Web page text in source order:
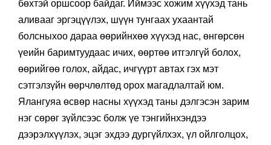
бөхтэй оршсоор байдаг. Иймээс хожим хүүхэд тань
аливааг эргэцүүлэх, шүүн тунгаах ухаантай
болсныхоо дараа өөрийнхөө хүүхэд нас, өнгөрсөн
үеийн баримтуудаас ичих, өөртөө итгэлгүй болох,
өөрийгөө голох, айдас, ичгүүрт автах гэх мэт
сэтгэлзүйн өөрчлөлтөд орох магадлалтай юм.
Ялангуяа өсвөр насны хүүхэд таны дэлгэсэн зарим
нэг сөрөг зүйлсээс болж үе тэнгийнхэндээ
дээрэлхүүлэх, эцэг эхдээ дургүйлхэх, үл ойлголцох,